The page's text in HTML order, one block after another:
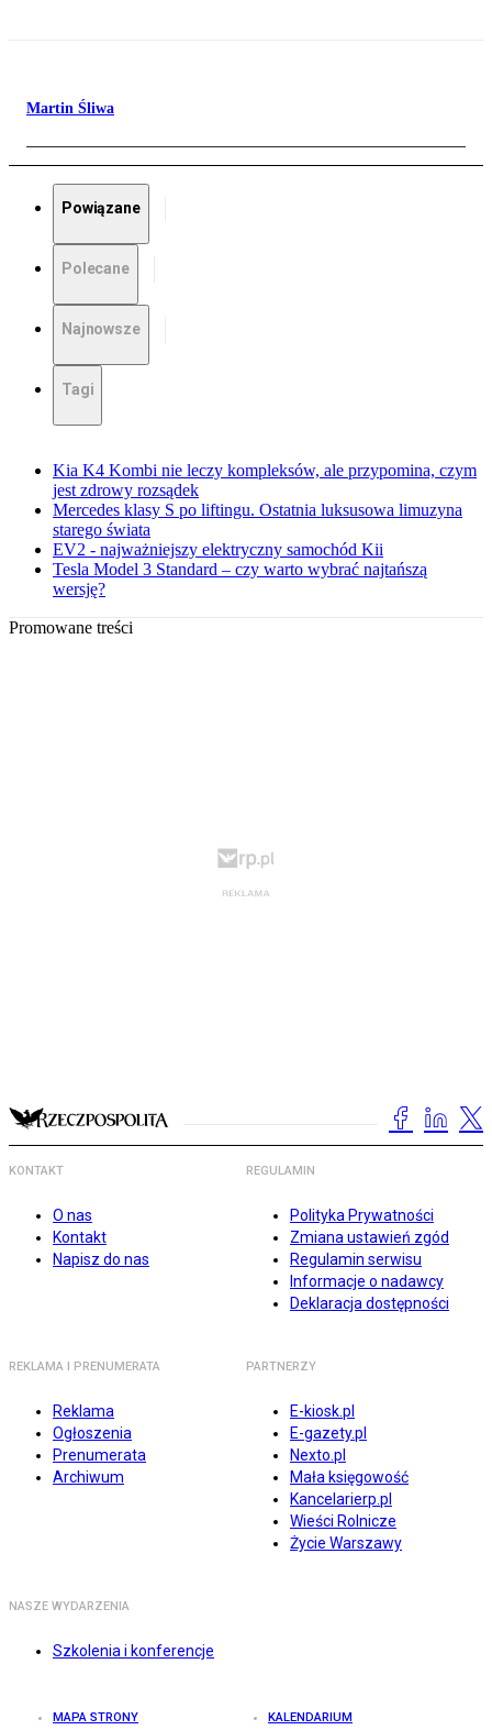
Martin Śliwa
Powiązane
Polecane
Najnowsze
Tagi
Kia K4 Kombi nie leczy kompleksów, ale przypomina, czym
jest zdrowy rozsądek
Mercedes klasy S po liftingu. Ostatnia luksusowa limuzyna
starego świata
EV2 - najważniejszy elektryczny samochód Kii
Tesla Model 3 Standard – czy warto wybrać najtańszą
wersję?
Promowane treści
KONTAKT
O nas
Kontakt
Napisz do nas
REGULAMIN
Polityka Prywatności
Zmiana ustawień zgód
Regulamin serwisu
Informacje o nadawcy
Deklaracja dostępności
REKLAMA I PRENUMERATA
Reklama
Ogłoszenia
Prenumerata
Archiwum
PARTNERZY
E-kiosk.pl
E-gazety.pl
Nexto.pl
Mała księgowość
Kancelarierp.pl
Wieści Rolnicze
Życie Warszawy
NASZE WYDARZENIA
Szkolenia i konferencje
MAPA STRONY KALENDARIUM